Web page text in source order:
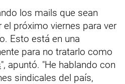
los mails que sean
el próximo viernes para ver
Esto está en una
para no tratarlo como
", apuntó. "He hablando con
sindicales del país,